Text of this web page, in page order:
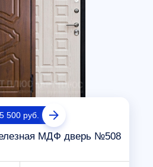
500 руб.
МДФ дверь №508